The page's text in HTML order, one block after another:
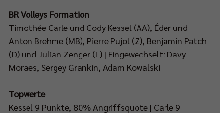
BR Volleys Formation
Timothée Carle und Cody Kessel (AA), Éder und
Anton Brehme (MB), Pierre Pujol (Z), Benjamin Patch
(D) und Julian Zenger (L) | Eingewechselt: Davy
Moraes, Sergey Grankin, Adam Kowalski
Topwerte
Kessel 9 Punkte, 80% Angriffsquote | Carle 9
bit.ly/LiebeGrüßevomSterbebett